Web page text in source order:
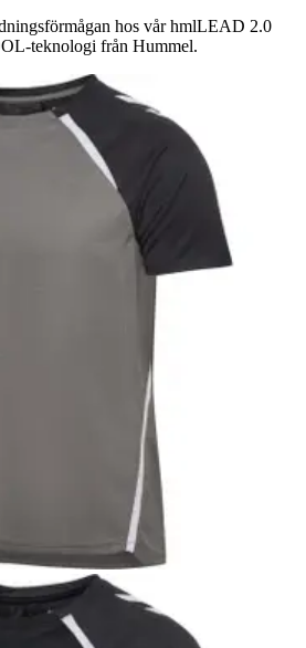
hos vår hmlLEAD 2.0
teknologi från Hummel.